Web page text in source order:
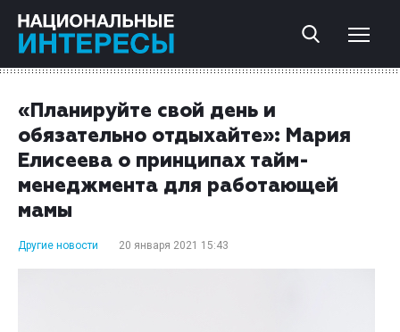
«Планируйте свой день и
обязательно отдыхайте»: Мария
Елисеева о принципах тайм-
менеджмента для работающей
мамы
Другие новости 20 января 2021 15:43